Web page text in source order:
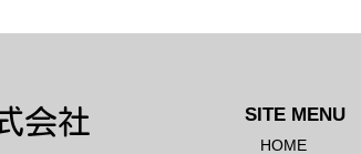
会社 SITE MENU
HOME